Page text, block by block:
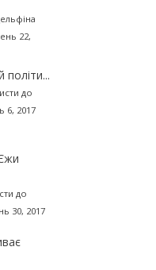
22,
політи...
до
6, 2017
до
30, 2017